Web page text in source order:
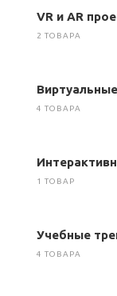
VR и AR
2 ТОВАРА
4 ТОВАРА
1 ТОВАР
Учебные
4 ТОВАРА